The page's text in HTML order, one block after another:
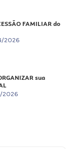
FAMILIAR do
2026
sua
2026